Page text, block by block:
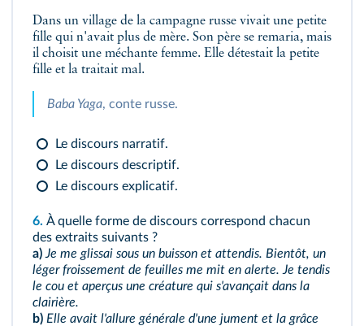
Dans un village de la campagne russe vivait une petite
fille qui n'avait plus de mère. Son père se remaria, mais
il choisit une méchante femme. Elle détestait la petite
fille et la traitait mal.
Baba Yaga, conte russe.
Le discours narratif.
Le discours descriptif.
Le discours explicatif.
6. À quelle forme de discours correspond chacun
des extraits suivants ?
a) Je me glissai sous un buisson et attendis. Bientôt, un
léger froissement de feuilles me mit en alerte. Je tendis
le cou et aperçus une créature qui s'avançait dans la
clairière.
b) Elle avait l'allure générale d'une jument et la grâce